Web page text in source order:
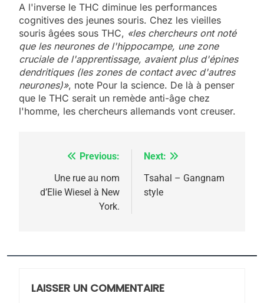
A l'inverse le THC diminue les performances
cognitives des jeunes souris. Chez les vieilles
souris âgées sous THC, «les chercheurs ont noté
que les neurones de l'hippocampe, une zone
cruciale de l'apprentissage, avaient plus d'épines
dendritiques (les zones de contact avec d'autres
neurones)», note Pour la science. De là à penser
que le THC serait un remède anti-âge chez
l'homme, les chercheurs allemands vont creuser.
NavigationPrevious:
Une rue au nom
d’Elie Wiesel à New
York.
Next:
Tsahal – Gangnam
style
LAISSER UN COMMENTAIRE
5
2025, l’année la plus
meurtrière selon le
rapport d’ADL contre
l’antisémitisme
FRANCE ISRAÉL
POURQUOI JE REVENDIQUE
MA JUDAÏTE par Thérèse
Zrihen-Dvir
ISRAÉL JUDAISME
JUDAISME
8